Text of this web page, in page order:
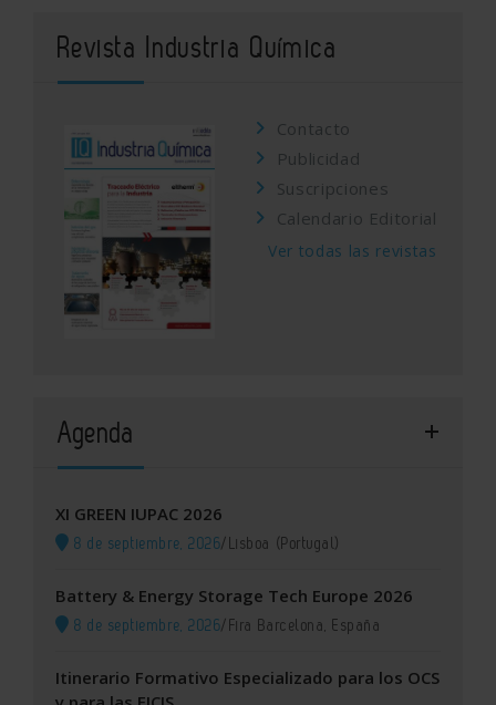
Revista Industria Química
Contacto
Publicidad
Suscripciones
Calendario Editorial
Ver todas las revistas
Agenda
XI GREEN IUPAC 2026
8 de septiembre, 2026/Lisboa (Portugal)
Battery & Energy Storage Tech Europe 2026
8 de septiembre, 2026/Fira Barcelona, España
Itinerario Formativo Especializado para los OCS